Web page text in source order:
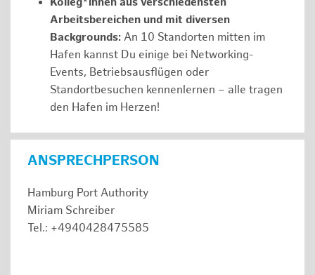
Arbeitsbereichen und mit diversen
Backgrounds: An 10 Standorten mitten im
Hafen kannst Du einige bei Networking-
Events, Betriebsausflügen oder
Standortbesuchen kennenlernen – alle tragen
den Hafen im Herzen!
ANSPRECHPERSON
Hamburg Port Authority
Miriam Schreiber
Tel.: +4940428475585